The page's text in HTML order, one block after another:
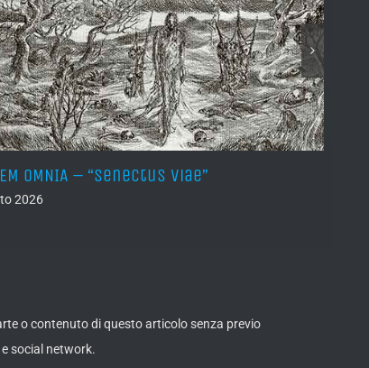
OMNIA – “Senectus Viae”
2026
o contenuto di questo articolo senza previo
social network.